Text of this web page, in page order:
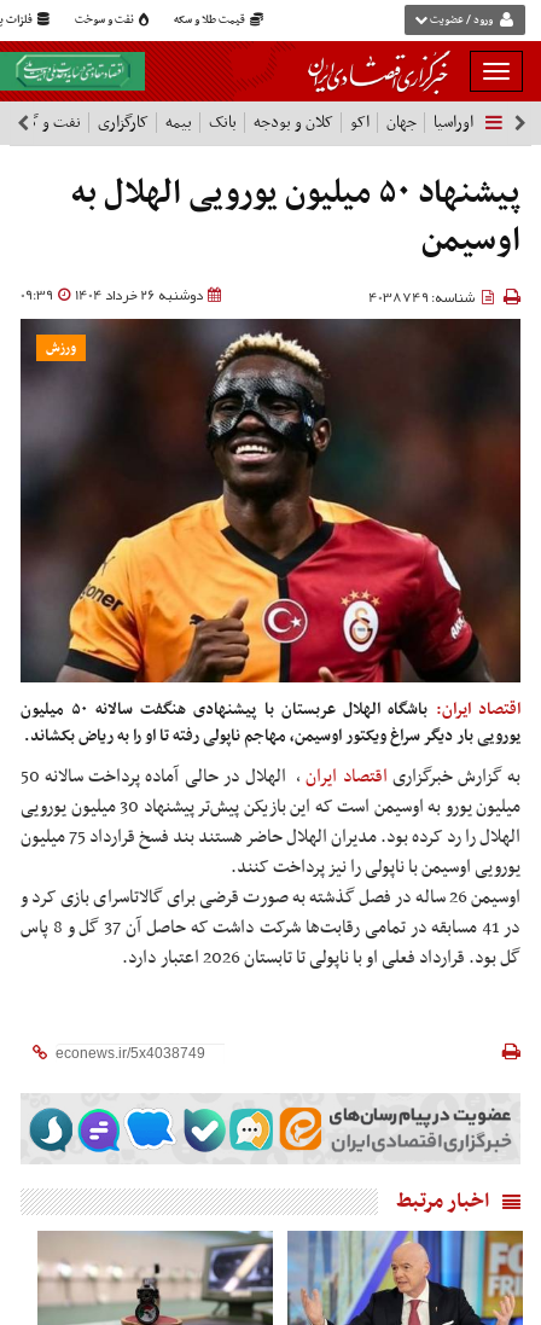
قیمت طلا و سکه نفت و سوخت فلزات ورود / عضویت
بار
و
بسته
نمودن
فهرست
اوراسیا جهان اکو کلان و بودجه بانک بیمه کارگزاری نفت و گاز
پیشنهاد ۵۰ میلیون یورویی الهلال به
اوسیمن
دوشنبه 26 خرداد 1404 09:39 شناسه: 4038749
ورزش
اقتصاد ایران:
باشگاه الهلال عربستان با پیشنهادی هنگفت سالانه ۵۰ میلیون
یورویی بار دیگر سراغ ویکتور اوسیمن، مهاجم ناپولی رفته تا او را به ریاض بکشاند.
به گزارش خبرگزاریاقتصاد ایران،
الهلال در حالی آماده پرداخت سالانه 50
میلیون یورو به اوسیمن است که این بازیکن پیش‌تر پیشنهاد 30 میلیون یورویی
الهلال را رد کرده بود. مدیران الهلال حاضر هستند بند فسخ قرارداد 75 میلیون
یورویی اوسیمن با ناپولی را نیز پرداخت کنند.
اوسیمن 26 ساله در فصل گذشته به صورت قرضی برای گالاتاسرای بازی کرد و
در 41 مسابقه در تمامی رقابت‌ها شرکت داشت که حاصل آن 37 گل و 8 پاس
گل بود. قرارداد فعلی او با ناپولی تا تابستان 2026 اعتبار دارد.
اخبار مرتبط